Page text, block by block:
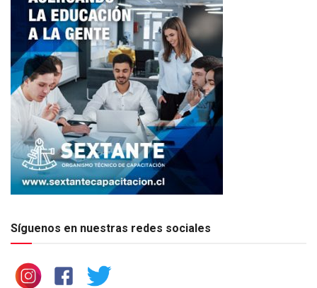
Síguenos en nuestras redes sociales